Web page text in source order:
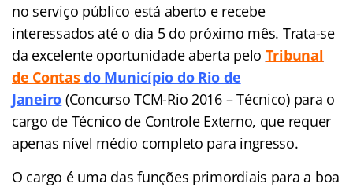
no serviço público está aberto e recebe
interessados até o dia 5 do próximo mês. Trata-se
da excelente oportunidade aberta pelo Tribunal
de Contasdo Município do Rio de
Janeiro (Concurso TCM-Rio 2016 – Técnico) para o
cargo de Técnico de Controle Externo, que requer
apenas nível médio completo para ingresso.
O cargo é uma das funções primordiais para a boa